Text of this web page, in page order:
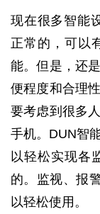
现在很多智能
正常的，可以
能。但是，还
便程度和合理
要考虑到很多
手机。DUN智
以轻松实现各
的。监视、报
以轻松使用。